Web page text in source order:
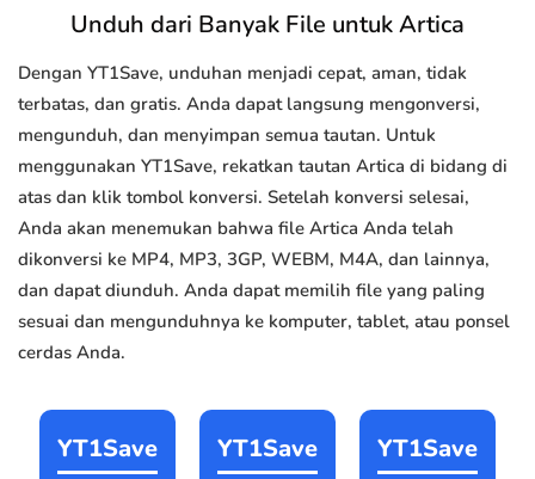
Unduh dari Banyak File untuk Artica
Dengan YT1Save, unduhan menjadi cepat, aman, tidak
terbatas, dan gratis. Anda dapat langsung mengonversi,
mengunduh, dan menyimpan semua tautan. Untuk
menggunakan YT1Save, rekatkan tautan Artica di bidang di
atas dan klik tombol konversi. Setelah konversi selesai,
Anda akan menemukan bahwa file Artica Anda telah
dikonversi ke MP4, MP3, 3GP, WEBM, M4A, dan lainnya,
dan dapat diunduh. Anda dapat memilih file yang paling
sesuai dan mengunduhnya ke komputer, tablet, atau ponsel
cerdas Anda.
YT1Save YT1Save YT1Save